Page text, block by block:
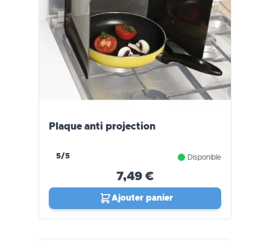
Plaque anti projection
5/5 Disponible
7,49 €
Ajouter panier